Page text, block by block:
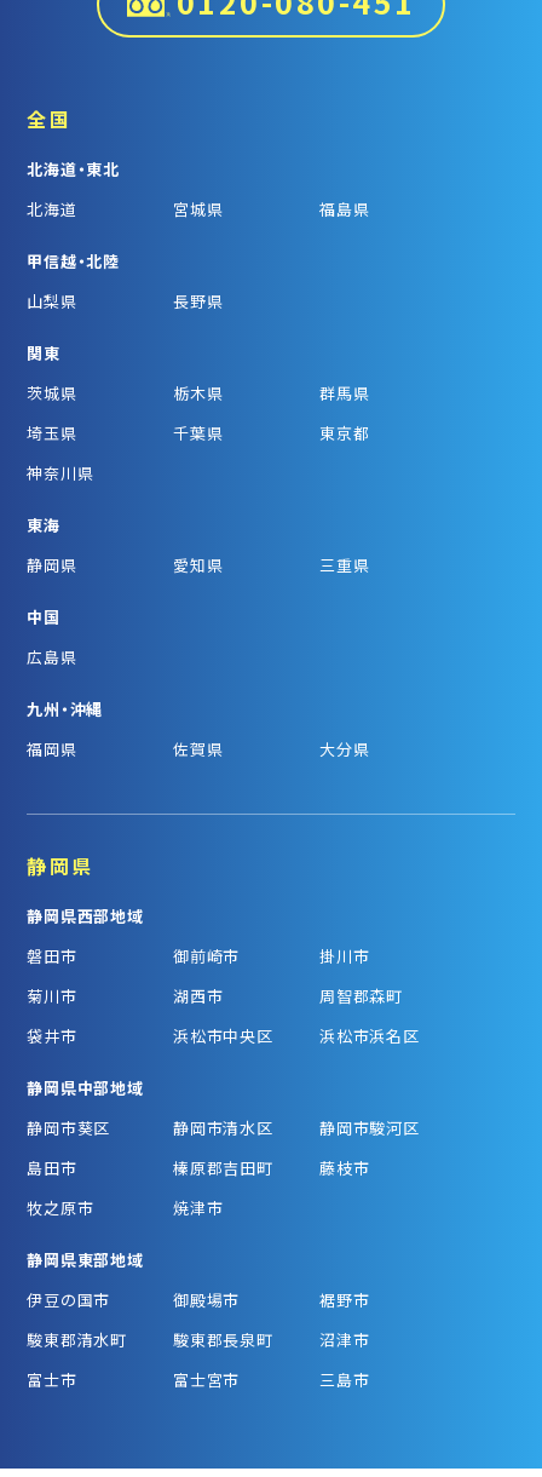
全国
北海道・東北
北海道
宮城県 福島県
甲信越・北陸
山梨県
長野県
関東
茨城県
栃木県
群馬県
埼玉県
千葉県
東京都
神奈川県
東海
静岡県
愛知県 三重県
中国
広島県
九州・沖縄
福岡県
佐賀県 大分県
静岡県
静岡県西部地域
磐田市
御前崎市
掛川市
菊川市
湖西市
周智郡森町
袋井市
浜松市中央区 浜松市浜名区
静岡県中部地域
静岡市葵区
静岡市清水区
静岡市駿河区
島田市
榛原郡吉田町
藤枝市
牧之原市
焼津市
静岡県東部地域
伊豆の国市
御殿場市
裾野市
駿東郡清水町
駿東郡長泉町
沼津市
富士市
富士宮市 三島市